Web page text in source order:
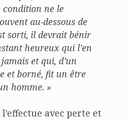
condition ne le
au-dessous de
sorti, il devrait bénir
heureux qui l’en
et qui, d’un
et borné, fit un être
homme. »
l’effectue avec perte et